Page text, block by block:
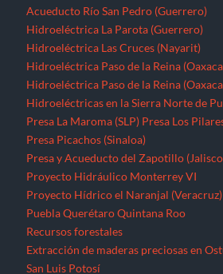
Acueducto Río San Pedro (Guerrero)
Hidroeléctrica La Parota (Guerrero)
Hidroeléctrica Las Cruces (Nayarit)
Hidroeléctrica Paso de la Reina
Hidroeléctrica Paso de la Reina
Hidroeléctricas en la Sierra Norte de
Presa La Maroma (SLP) Presa Los
Presa Picachos (Sinaloa)
Presa y Acueducto del Zapotillo
Proyecto Hidráulico Monterrey VI
Proyecto Hídrico el Naranjal (Veracruz)
Puebla Querétaro Quintana Roo
Recursos forestales
Extracción de maderas preciosas en
San Luis Potosí